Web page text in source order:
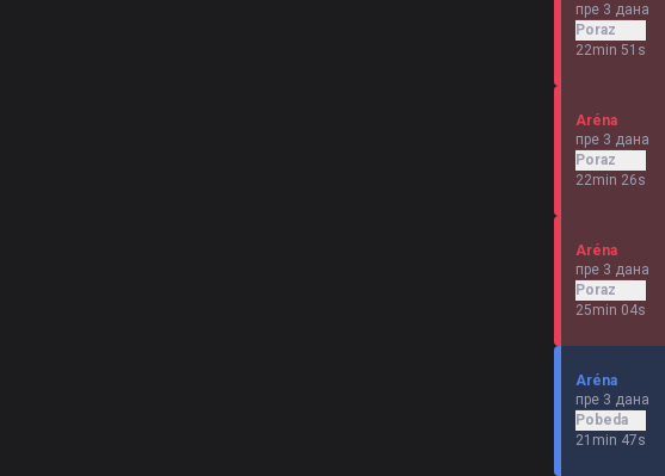
пре 3 дана
Poraz
22min 51s
Aréna
пре 3 дана
Poraz
22min 26s
Aréna
пре 3 дана
Poraz
25min 04s
Aréna
пре 3 дана
Pobeda
21min 47s